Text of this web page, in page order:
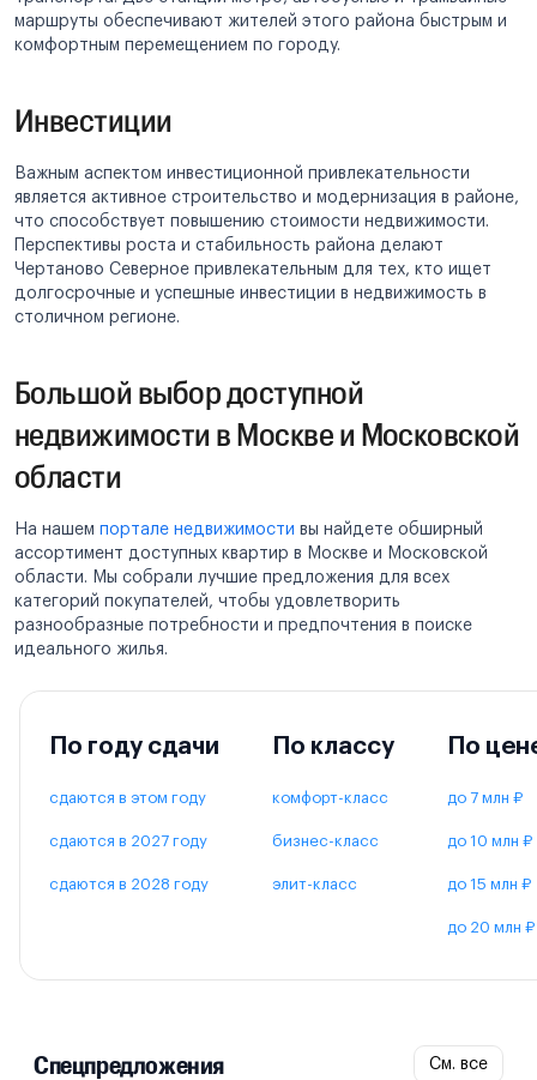
маршруты обеспечивают жителей этого района быстрым и
комфортным перемещением по городу.
Инвестиции
Важным аспектом инвестиционной привлекательности
является активное строительство и модернизация в районе,
что способствует повышению стоимости недвижимости.
Перспективы роста и стабильность района делают
Чертаново Северное привлекательным для тех, кто ищет
долгосрочные и успешные инвестиции в недвижимость в
столичном регионе.
Большой выбор доступной
недвижимости в Москве и Московской
области
На нашем портале недвижимости вы найдете обширный
ассортимент доступных квартир в Москве и Московской
области. Мы собрали лучшие предложения для всех
категорий покупателей, чтобы удовлетворить
разнообразные потребности и предпочтения в поиске
идеального жилья.
По году сдачи
сдаются в этом году
сдаются в 2027 году
сдаются в 2028 году
По классу
комфорт-класс
бизнес-класс
элит-класс
По
до 7 млн ₽
до 10 млн ₽
до 15 млн ₽
до 20 млн ₽
Спецпредложения См. все